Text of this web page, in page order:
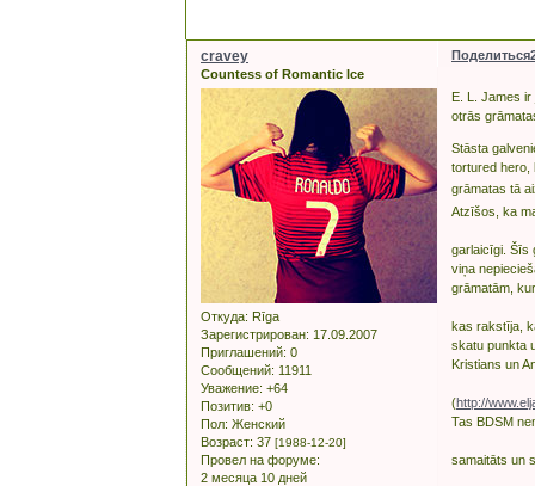
Поделиться
cravey
Countess of Romantic Ice
Откуда: Rīga
Зарегистрирован: 17.09.2007
Приглашений: 0
Сообщений: 11911
Уважение: +64
Позитив: +0
Пол: Женский
Возраст: 37 [1988-12-20]
Провел на форуме:
2 месяца 10 дней
E. L. James
otrās
Stāsta
tortured hero,
grāmatas tā
Atzīšos, ka
garlaicīgi. Šīs
viņa
grāmatām,
kas rakstīja,
skatu punkta
Kristians un
(http://
Tas BDSM
samaitāts un